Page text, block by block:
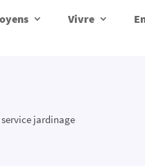
Vivre
jardinage